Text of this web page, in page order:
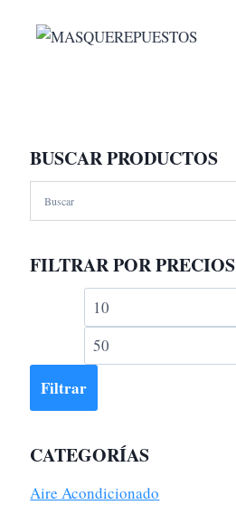
BUSCAR PRODUCTOS
FILTRAR POR PRECIOS
Precio
mínimo
Filtrar
CATEGORÍAS
Aire Acondicionado